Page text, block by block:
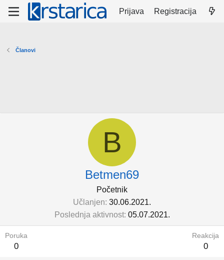
Prijava Registracija
Članovi
B
Betmen69
Početnik
Učlanjen 30.06.2021.
Poslednja aktivnost 05.07.2021.
Poruka
0
Reakcija
0